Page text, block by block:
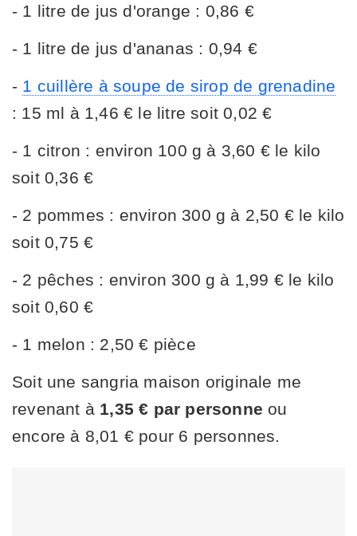
- 1 litre de jus d'orange : 0,86 €
- 1 litre de jus d'ananas : 0,94 €
- 1 cuillère à soupe de sirop de grenadine
: 15 ml à 1,46 € le litre soit 0,02 €
- 1 citron : environ 100 g à 3,60 € le kilo
soit 0,36 €
- 2 pommes : environ 300 g à 2,50 € le kilo
soit 0,75 €
- 2 pêches : environ 300 g à 1,99 € le kilo
soit 0,60 €
- 1 melon : 2,50 € pièce
Soit une sangria maison originale me
revenant à 1,35 € par personne ou
encore à 8,01 € pour 6 personnes.